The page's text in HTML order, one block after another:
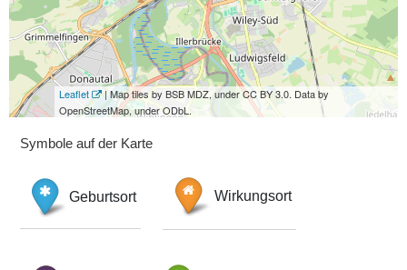
Leaflet
| Map tiles by BSB MDZ, under CC BY 3.0. Data by
OpenStreetMap, under ODbL.
Symbole auf der Karte
Geburtsort Wirkungsort